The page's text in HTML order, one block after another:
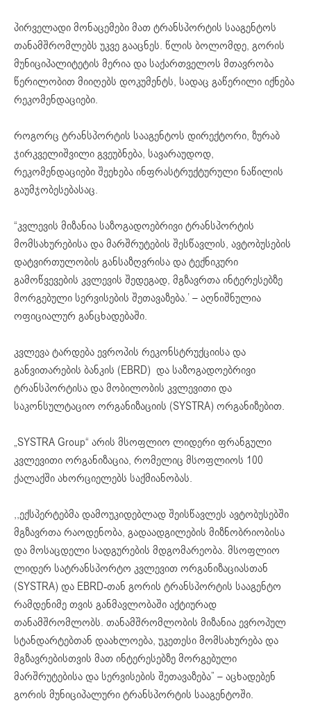
პირველადი მონაცემები მათ ტრანსპორტის სააგენტოს
თანამშრომლებს უკვე გააცნეს. წლის ბოლომდე, გორის
მუნიციპალიტეტის მერია და საქართველოს მთავრობა
წერილობით მიიღებს დოკუმენტს, სადაც გაწერილი იქნება
რეკომენდაციები.
როგორც ტრანსპორტის სააგენტოს დირექტორი, ზურაბ
ჯირკველიშვილი გვეუბნება, სავარაუდოდ,
რეკომენდაციები შეეხება ინფრასტრუქტურული ნაწილის
გაუმჯობესებასაც.
“კვლევის მიზანია საზოგადოებრივი ტრანსპორტის
მომსახურებისა და მარშრუტების შესწავლის, ავტობუსების
დატვირთულობის განსაზღვრისა და ტექნიკური
გამოწვევების კვლევის შედეგად, მგზავრთა ინტერესებზე
მორგებული სერვისების შეთავაზება.’ – აღნიშნულია
ოფიციალურ განცხადებაში.
კვლევა ტარდება ევროპის რეკონსტრუქციისა და
განვითარების ბანკის (EBRD) და საზოგადოებრივი
ტრანსპორტისა და მობილობის კვლევითი და
საკონსულტაციო ორგანიზაციის (SYSTRA) ორგანიზებით.
„SYSTRA Group“ არის მსოფლიო ლიდერი ფრანგული
კვლევითი ორგანიზაცია, რომელიც მსოფლიოს 100
ქალაქში ახორციელებს საქმიანობას.
,,ექსპერტებმა დამოუკიდებლად შეისწავლეს ავტობუსებში
მგზავრთა რაოდენობა, გადაადგილების მიზნობრიობისა
და მოსაცდელი სადგურების მდგომარეობა. მსოფლიო
ლიდერ სატრანსპორტო კვლევით ორგანიზაციასთან
(SYSTRA) და EBRD-თან გორის ტრანსპორტის სააგენტო
რამდენიმე თვის განმავლობაში აქტიურად
თანამშრომლობს. თანამშრომლობის მიზანია ევროპულ
სტანდარტებთან დაახლოება, უკეთესი მომსახურება და
მგზავრებისთვის მათ ინტერესებზე მორგებული
მარშრუტებისა და სერვისების შეთავაზება” – აცხადებენ
გორის მუნიციპალური ტრანსპორტის სააგენტოში.